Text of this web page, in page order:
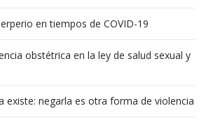
en tiempos de COVID-19
obstétrica en la ley de salud sexual y
existe: negarla es otra forma de violencia